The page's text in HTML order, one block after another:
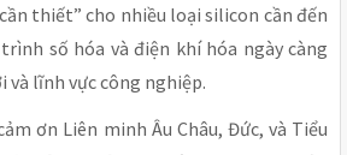
thiết” cho nhiều loại silicon cần đến
số hóa và điện khí hóa ngày càng
và lĩnh vực công nghiệp.
ơn Liên minh Âu Châu, Đức, và Tiểu